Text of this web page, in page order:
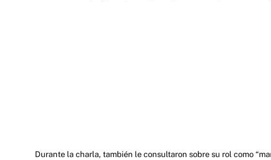
Durante la charla, también le consultaron sobre su rol como